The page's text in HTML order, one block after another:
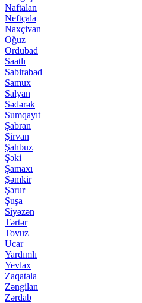
Naftalan
Neftçala
Naxçivan
Oğuz
Ordubad
Saatlı
Sabirabad
Samux
Salyan
Sədərək
Sumqayıt
Şabran
Şirvan
Şahbuz
Şəki
Şamaxı
Şəmkir
Şərur
Şuşa
Siyəzən
Tərtər
Tovuz
Ucar
Yardımlı
Yevlax
Zaqatala
Zəngilan
Zərdab